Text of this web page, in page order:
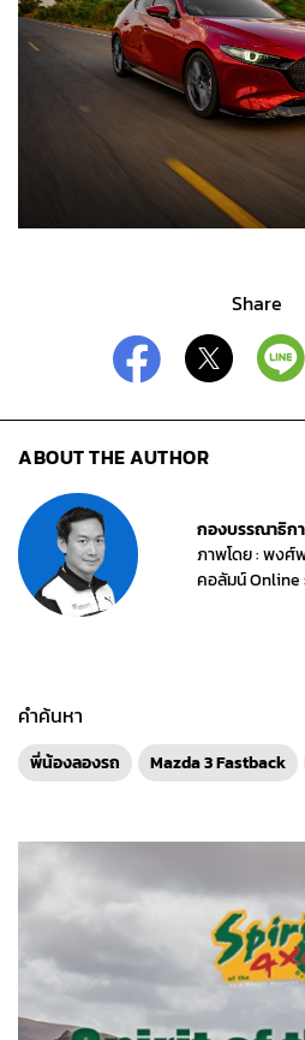
Share
ABOUT THE AUTHOR
กองบรรณาธิก
ภาพโดย : พงศ์
คอลัมน์ Online
คำค้นหา
พี่น้องลองรถ Mazda 3 Fastback